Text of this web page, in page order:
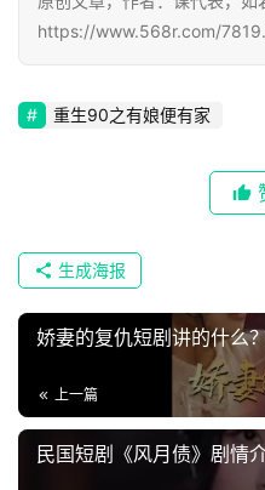
文
集
🔥
速
博
主
登录
https://www.568r.com/
重生90之有娘便有家
生成海报
娇妻的复仇短剧讲的什么
上一篇
民国短剧《风月债》剧情